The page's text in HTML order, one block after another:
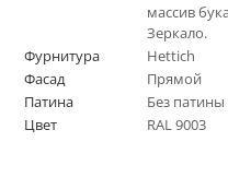
массив
Зеркало.
Фурнитура
Hettich
Фасад
Прямой
Патина
Без патины
Цвет
RAL 9003